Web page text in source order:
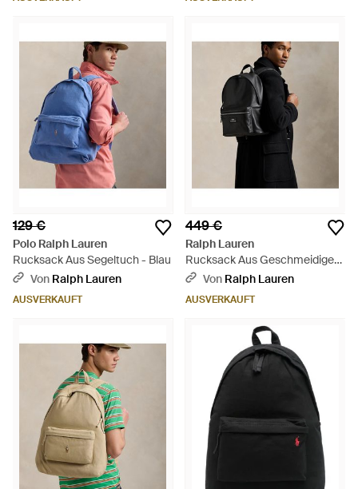
129 €
Polo Ralph Lauren
Rucksack Aus Segeltuch - Blau
Von Ralph Lauren
AUSVERKAUFT
449 €
Ralph Lauren
Rucksack Aus Geschmeidigem
Leder - Schwarz
Von Ralph Lauren
AUSVERKAUFT